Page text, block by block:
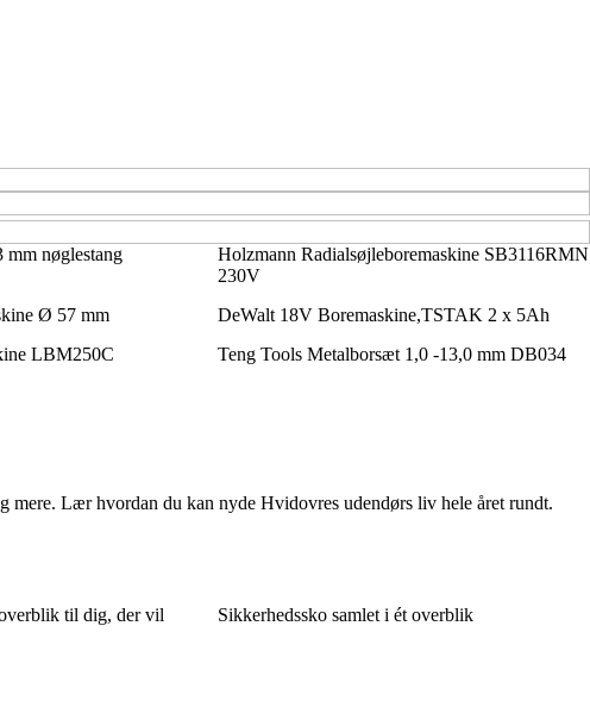
mm nøglestang
Holzmann Radialsøjleboremaskine SB3116RMN
230V
Ø 57 mm
DeWalt 18V Boremaskine,TSTAK 2 x 5Ah
LBM250C Teng Tools Metalborsæt 1,0 -13,0 mm DB034
mere. Lær hvordan du kan nyde Hvidovres udendørs liv hele året rundt.
til dig, der vil
Sikkerhedssko samlet i ét overblik